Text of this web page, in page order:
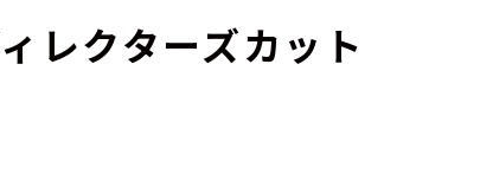
レクターズカット